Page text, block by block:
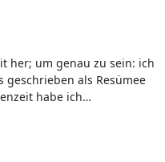
her; um genau zu sein: ich
geschrieben als Resümee
habe ich…